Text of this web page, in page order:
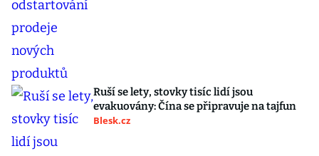
Ruší se lety, stovky tisíc lidí jsou
evakuovány: Čína se připravuje na tajfun
Blesk.cz